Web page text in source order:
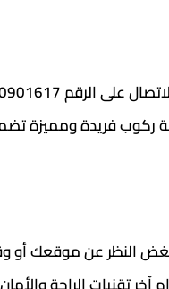
ركوب فريدة ومميزة
العملاء في أي وقت. بغض النظر عن